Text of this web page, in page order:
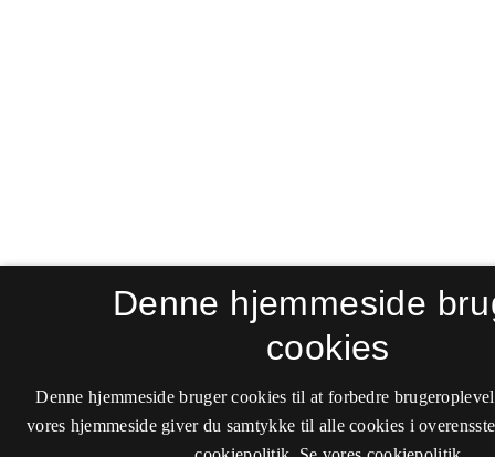
Denne hjemmeside
cookies
Denne hjemmeside bruger cookies til at forbedre
vores hjemmeside giver du samtykke til alle cookies i